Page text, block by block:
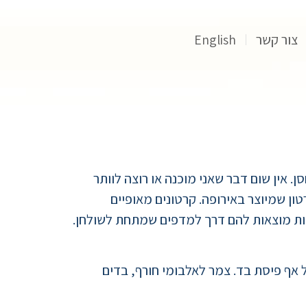
צור קשר English
אין שום דבר שאני מוכנה או רוצה לוותר
קרטון תוצרת סין לקרטון שמיוצר באירופה. קרטונים מאופיים
מוצאות להם דרך למדפים שמתחת לשולחן.
אף פיסת בד. צמר לאלבומי חורף, בדים